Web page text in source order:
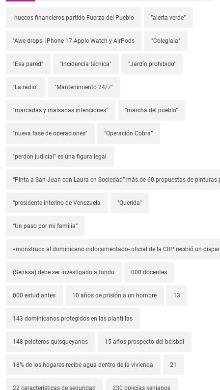
-huecos financieros-partido Fuerza del Pueblo ”alerta verde”
"Awe drops- iPhone 17-Apple Watch y AirPods "Colegiala"
"Esa pared" "incidencia técnica" "Jardín prohibido"
"La radio" "Mantenimiento 24/7"
"marcadas y malsanas intenciones" “marcha del pueblo”
"nueva fase de operaciones" “Operación Cobra”
"perdón judicial" es una figura legal
“Pinta a San Juan con Laura en Sociedad”-más de 60 propuestas de
“presidente interino de Venezuela "Querida"
“Un paso por mi familia”
«monstruo» al dominicano indocumentado- oficial de la CBP recibió un
(Senasa) debe ser investigado a fondo 000 docentes
000 estudiantes 10 años de prisión a un hombre 13
143 dominicanos protegidos en las plantillas
148 peloteros quisqueyanos 15 años prospecto del béisbol
18% de los hogares recibe agua dentro de la vivienda 21
22 características de seguridad 230 policías kenianos